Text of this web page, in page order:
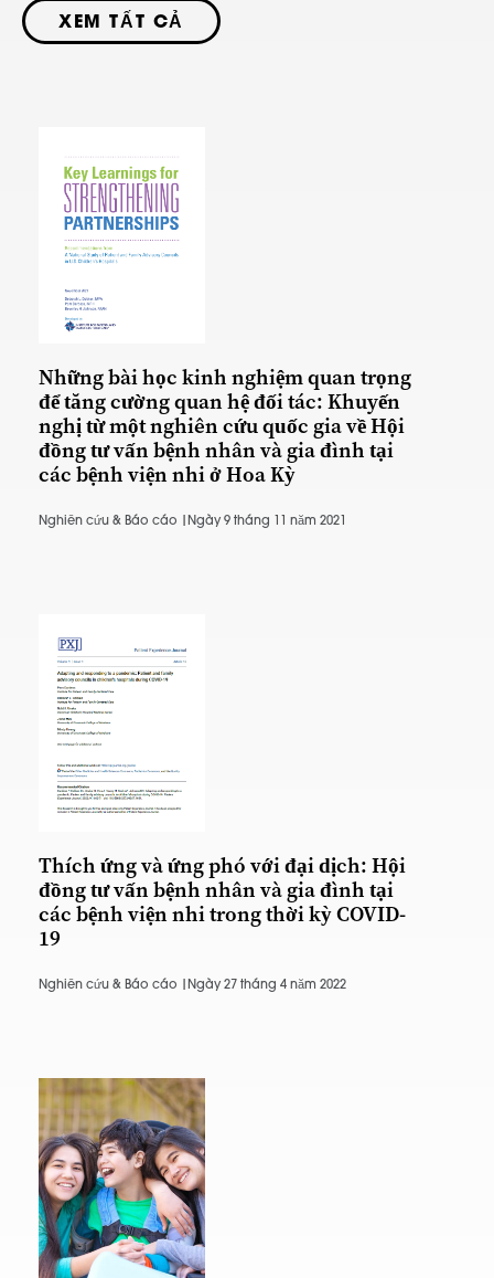
XEM TẤT CẢ
Những bài học kinh nghiệm quan trọng
để tăng cường quan hệ đối tác: Khuyến
nghị từ một nghiên cứu quốc gia về Hội
đồng tư vấn bệnh nhân và gia đình tại
các bệnh viện nhi ở Hoa Kỳ
Nghiên cứu & Báo cáo | Ngày 9 tháng 11 năm 2021
Thích ứng và ứng phó với đại dịch: Hội
đồng tư vấn bệnh nhân và gia đình tại
các bệnh viện nhi trong thời kỳ COVID-
19
Nghiên cứu & Báo cáo | Ngày 27 tháng 4 năm 2022